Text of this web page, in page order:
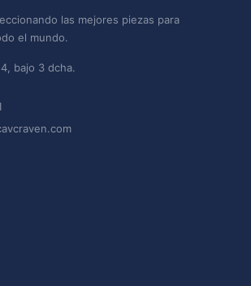
las mejores piezas para
el mundo.
bajo 3 dcha.